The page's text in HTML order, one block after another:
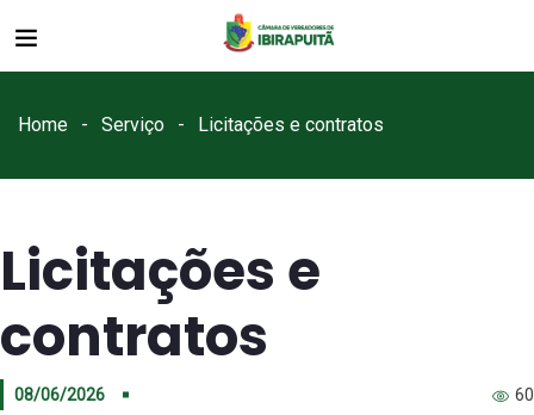
Home Serviço Licitações e contratos
Licitações e
contratos
08/06/2026 60